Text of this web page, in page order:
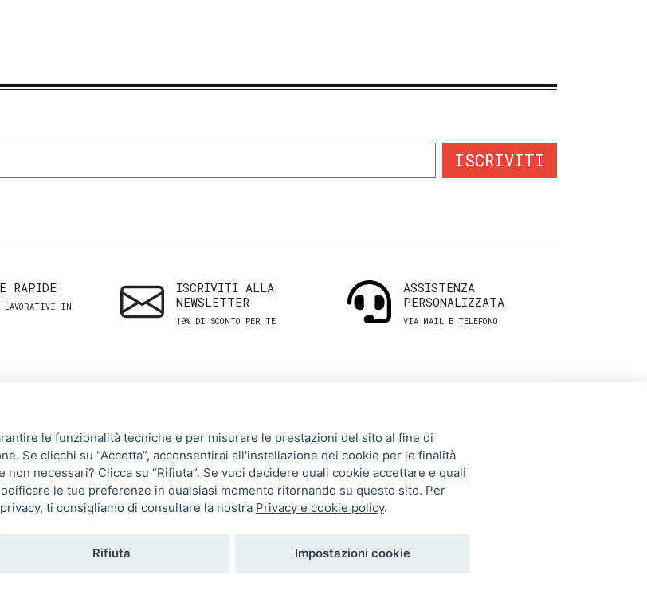
ISCRIVITI
RAPIDE
IN
ISCRIVITI ALLA
NEWSLETTER
10% DI SCONTO PER TE
ASSISTENZA
PERSONALIZZATA
VIA MAIL E TELEFONO
CLIENTI
Termini e Condizioni
Spedizioni e resi
Privacy Policy
UTILI
Storia
Gift Card
le funzionalità tecniche e per misurare le prestazioni del sito al fine di
Se clicchi su “Accetta”, acconsentirai all'installazione dei cookie per le finalità
necessari? Clicca su “Rifiuta”. Se vuoi decidere quali cookie accettare e quali
le tue preferenze in qualsiasi momento ritornando su questo sito. Per
ti consigliamo di consultare la nostra Privacy e cookie policy.
Rifiuta Impostazioni cookie